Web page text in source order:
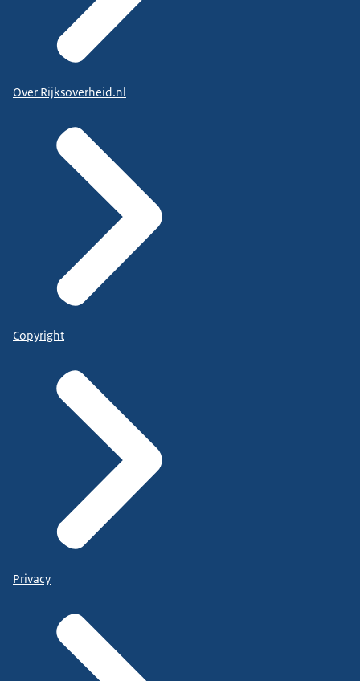
Over Rijksoverheid.nl
Copyright
Privacy